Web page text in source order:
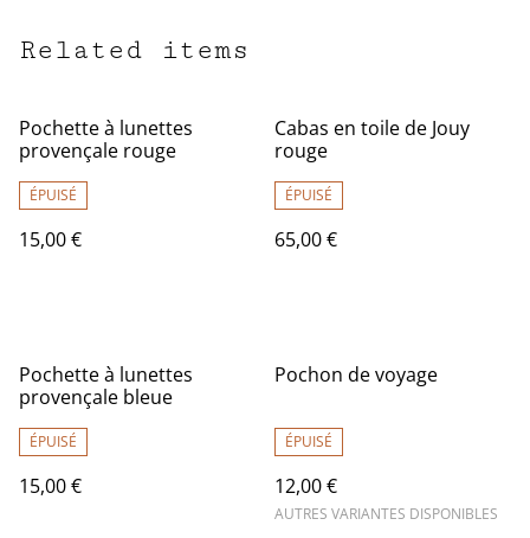
Related items
Pochette à lunettes
provençale rouge
ÉPUISÉ
15,00 €
Cabas en toile de Jouy
rouge
ÉPUISÉ
65,00 €
Pochette à lunettes
provençale bleue
ÉPUISÉ
15,00 €
Pochon de voyage
ÉPUISÉ
12,00 €
AUTRES VARIANTES DISPONIBLES